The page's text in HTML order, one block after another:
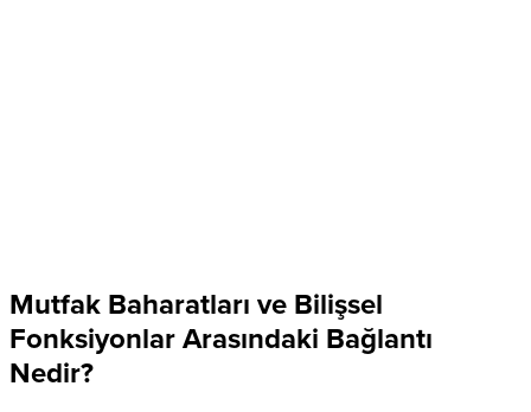
Mutfak Baharatları ve Bilişsel
Fonksiyonlar Arasındaki Bağlantı
Nedir?